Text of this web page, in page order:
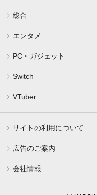
総合
エンタメ
PC・ガジェット
Switch
VTuber
サイトの利用について
広告のご案内
会社情報